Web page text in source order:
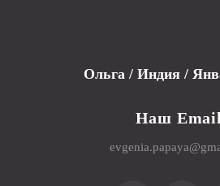
Ольга / Индия /
Наш